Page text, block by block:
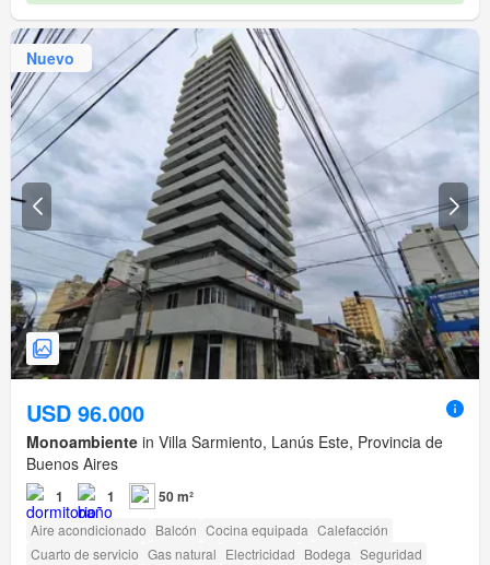
Nuevo
USD 96.000
Monoambiente in Villa Sarmiento, Lanús Este, Provincia de
Buenos Aires
1 1 50 m²
Aire acondicionado Balcón Cocina equipada Calefacción
Cuarto de servicio Gas natural Electricidad Bodega Seguridad